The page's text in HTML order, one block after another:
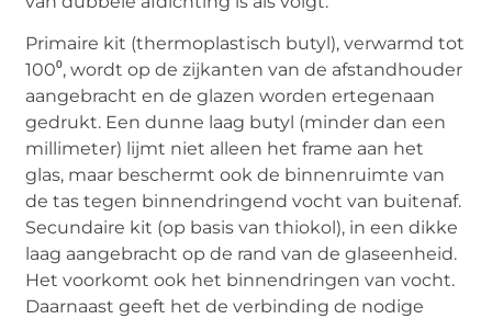
Primaire kit (thermoplastisch butyl), verwarmd tot
100⁰, wordt op de zijkanten van de afstandhouder
aangebracht en de glazen worden ertegenaan
gedrukt. Een dunne laag butyl (minder dan een
millimeter) lijmt niet alleen het frame aan het
glas, maar beschermt ook de binnenruimte van
de tas tegen binnendringend vocht van buitenaf.
Secundaire kit (op basis van thiokol), in een dikke
laag aangebracht op de rand van de glaseenheid.
Het voorkomt ook het binnendringen van vocht.
Daarnaast geeft het de verbinding de nodige